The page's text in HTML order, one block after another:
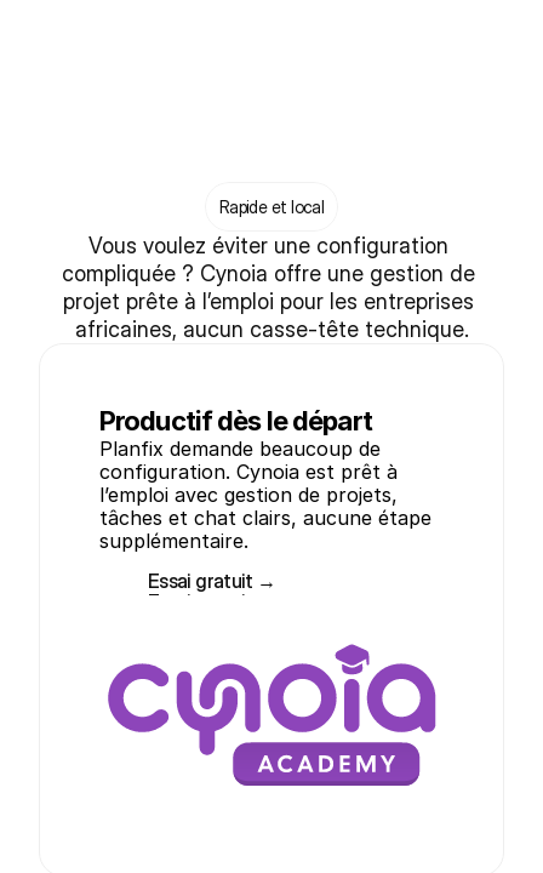
Rapide et local
Vous voulez éviter une configuration
compliquée ? Cynoia offre une gestion de
projet prête à l’emploi pour les entreprises
africaines, aucun casse-tête technique.
Productif dès le départ
Planfix demande beaucoup de
configuration. Cynoia est prêt à
l’emploi avec gestion de projets,
tâches et chat clairs, aucune étape
supplémentaire.
Essai gratuit →
Essai gratuit →